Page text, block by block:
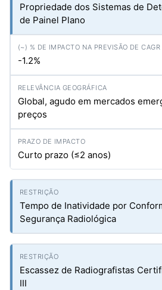
Propriedade dos Sistemas de
de Painel Plano
-1.2%
Global, agudo em mercados
preços
Curto prazo (≤2 anos)
Tempo de Inatividade por
Segurança Radiológica
Escassez de Radiografistas
III